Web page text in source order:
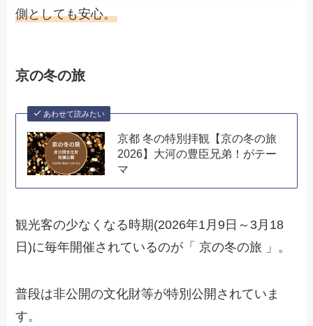
側としても安心。
京の冬の旅
あわせて読みたい
京都 冬の特別拝観【京の冬の旅
2026】大河の豊臣兄弟！がテー
マ
観光客の少なくなる時期(2026年1月9日～3月18
日)に毎年開催されているのが「 京の冬の旅 」。
普段は非公開の文化財等が特別公開されていま
す。